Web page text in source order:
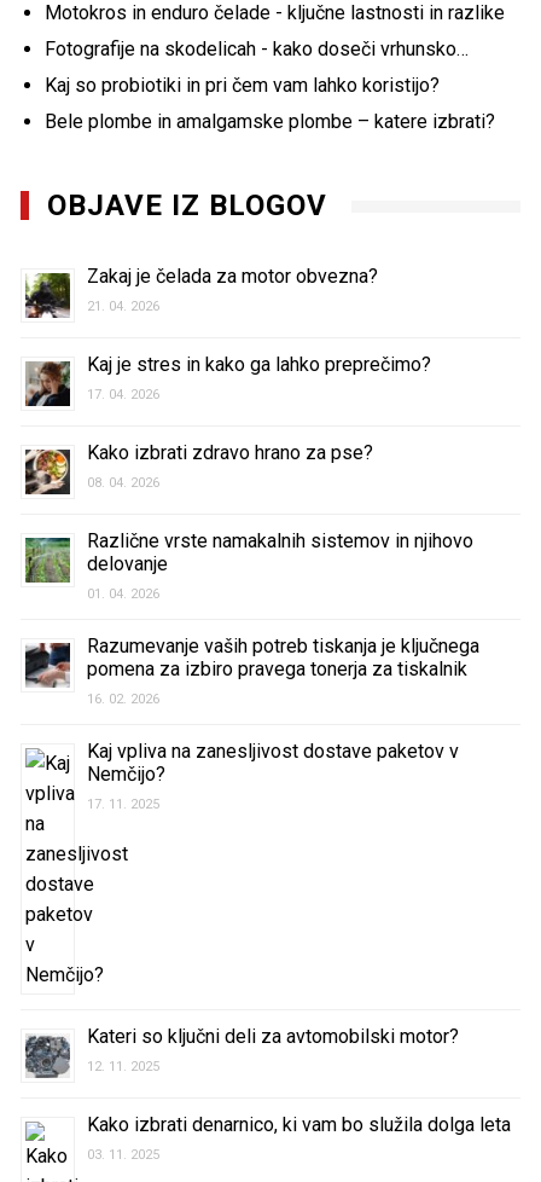
Motokros in enduro čelade - ključne lastnosti in razlike
Fotografije na skodelicah - kako doseči vrhunsko…
Kaj so probiotiki in pri čem vam lahko koristijo?
Bele plombe in amalgamske plombe – katere izbrati?
OBJAVE IZ BLOGOV
Zakaj je čelada za motor obvezna?
21. 04. 2026
Kaj je stres in kako ga lahko preprečimo?
17. 04. 2026
Kako izbrati zdravo hrano za pse?
08. 04. 2026
Različne vrste namakalnih sistemov in njihovo
delovanje
01. 04. 2026
Razumevanje vaših potreb tiskanja je ključnega
pomena za izbiro pravega tonerja za tiskalnik
16. 02. 2026
Kaj vpliva na zanesljivost dostave paketov v
Nemčijo?
17. 11. 2025
Kateri so ključni deli za avtomobilski motor?
12. 11. 2025
Kako izbrati denarnico, ki vam bo služila dolga leta
03. 11. 2025